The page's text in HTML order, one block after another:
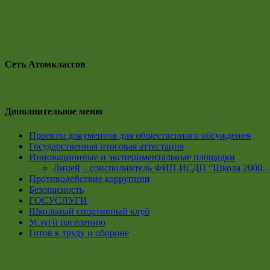
Сеть Атомклассов
Дополнительное меню
Проекты документов для общественного обсуждения
Государственная итоговая аттестация
Инновационные и экспериментальные площадки
Лицей – соисполнитель ФИП ИСДП “Школа
Противодействие коррупции
Безопасность
ГОСУСЛУГИ
Школьный спортивный клуб
Услуги населению
Готов к труду и обороне